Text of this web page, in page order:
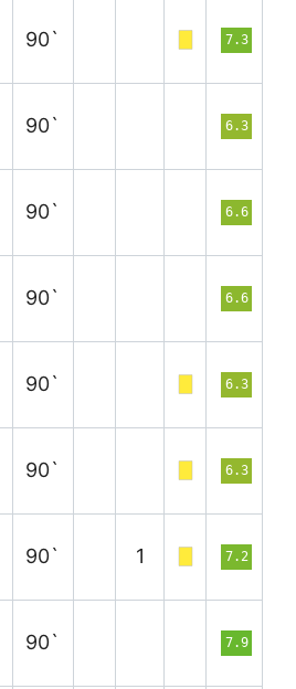
90` 7.3
90` 6.3
90` 6.6
90` 6.6
90` 6.3
90` 6.3
90` 1 7.2
90` 7.9